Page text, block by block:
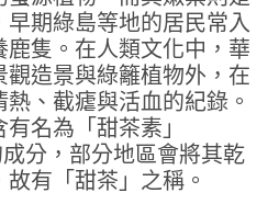
期綠島等地的居民常入
隻。在人類文化中，華
造景與綠籬植物外，在
、截瘧與活血的紀錄。
名為「甜茶素」
成分，部分地區會將其乾
有「甜茶」之稱。